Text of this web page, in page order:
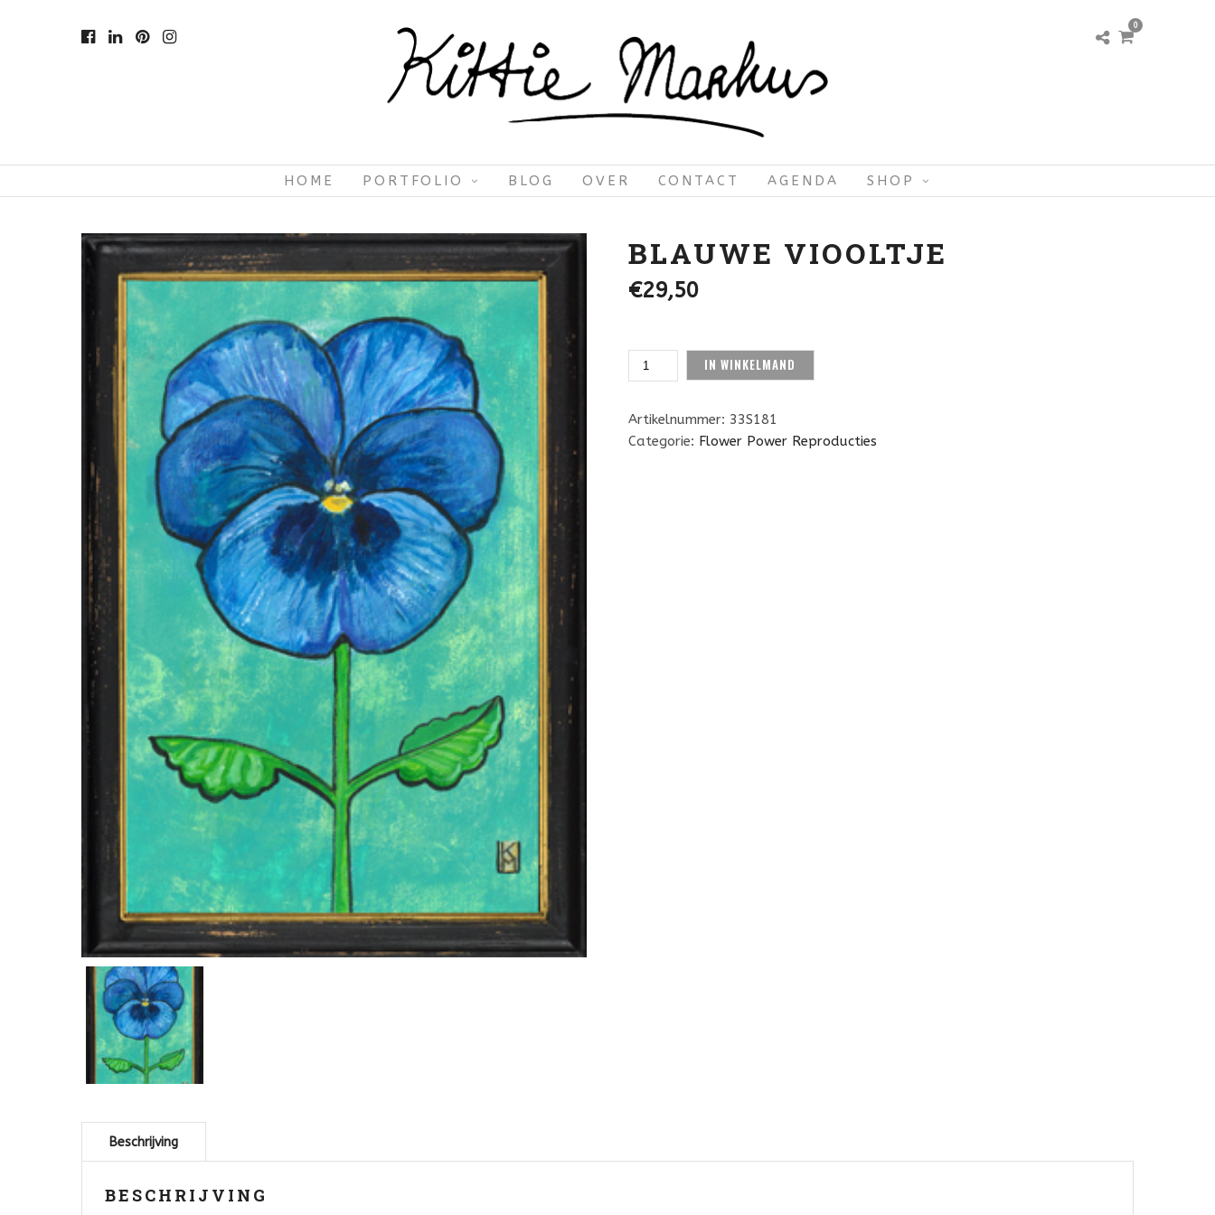
0
HOME PORTFOLIO BLOG OVER CONTACT AGENDA SHOP
BLAUWE VIOOLTJE
€29,50
BLAUWE
VIOOLTJE
IN WINKELMAND
Artikelnummer: 33S181
Categorie: Flower Power Reproducties
BESCHRIJVING